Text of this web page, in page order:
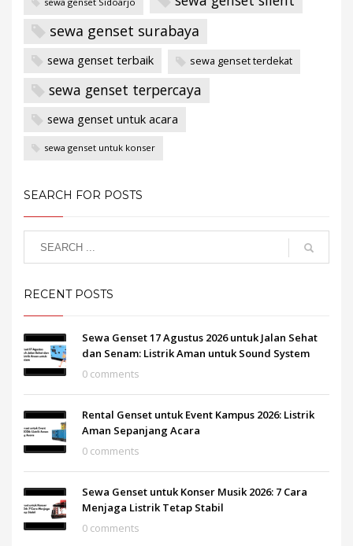
sewa genset surabaya
sewa genset terbaik sewa genset terdekat
sewa genset terpercaya
sewa genset untuk acara
sewa genset untuk konser
SEARCH FOR POSTS
RECENT POSTS
Sewa Genset 17 Agustus 2026 untuk Jalan Sehat
dan Senam: Listrik Aman untuk Sound System
0 comments
Rental Genset untuk Event Kampus 2026: Listrik
Aman Sepanjang Acara
0 comments
Sewa Genset untuk Konser Musik 2026: 7 Cara
Menjaga Listrik Tetap Stabil
0 comments